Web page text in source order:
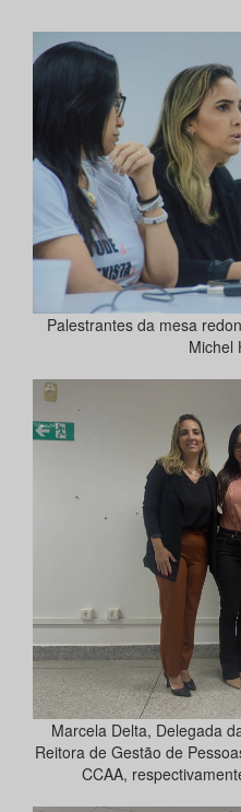
Palestrantes da mesa
Michel
Marcela Delta, Delegada
Reitora de Gestão de
CCAA,